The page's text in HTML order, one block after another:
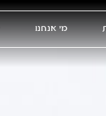
מי אנחנו